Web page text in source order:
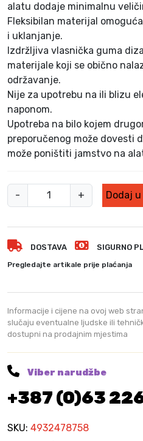
alatu dodaje minimalnu
Fleksibilan materijal
i uklanjanje.
Izdržljiva vlasnička guma
materijale koji se obično
održavanje.
Nije za upotrebu na ili blizu
naponom.
Upotreba na bilo kojem
preporučenog može dovesti
može poništiti jamstvo na
-
u
n
i
u
k
a
v
z
a
u
i
+ Dodaj
DOSTAVA SIGURNO
Pregledajte artikale prije plaćanja
Informacije i cijene na ovoj web
slučaju eventualne ljudske ili
dostupni na prodajnim mjestima
Viber narudžbe
+387 (0)63
SKU: 4932478758